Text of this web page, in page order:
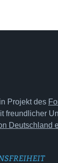
Projekt des
freundlicher
Deutschland